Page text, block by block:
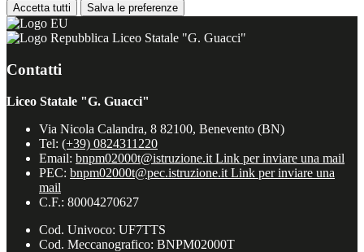
Accetta tutti Salva le preferenze
Liceo Statale "G. Guacci"
Contatti
Liceo Statale "G. Guacci"
Via Nicola Calandra, 8 82100, Benevento (BN)
Tel: (+39) 0824311220
Email: bnpm02000t@istruzione.it Link per inviare una mail
PEC: bnpm02000t@pec.istruzione.it Link per inviare una
mail
C.F.: 80004270627
Cod. Univoco: UF7TTS
Cod. Meccanografico: BNPM02000T